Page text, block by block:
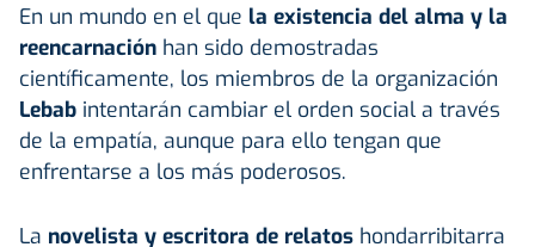
En un mundo en el que la existencia del alma y la
reencarnación han sido demostradas
científicamente, los miembros de la organización
Lebab intentarán cambiar el orden social a través
de la empatía, aunque para ello tengan que
enfrentarse a los más poderosos.
La novelista y escritora de relatos hondarribitarra